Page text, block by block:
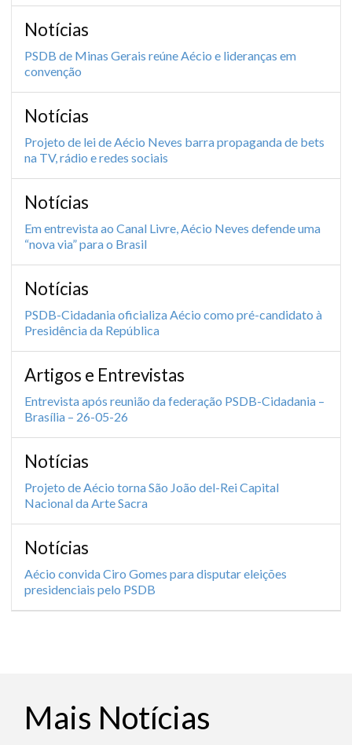
Notícias
PSDB de Minas Gerais reúne Aécio e lideranças em
convenção
Notícias
Projeto de lei de Aécio Neves barra propaganda de bets
na TV, rádio e redes sociais
Notícias
Em entrevista ao Canal Livre, Aécio Neves defende uma
“nova via” para o Brasil
Notícias
PSDB-Cidadania oficializa Aécio como pré-candidato à
Presidência da República
Artigos e Entrevistas
Entrevista após reunião da federação PSDB-Cidadania –
Brasília – 26-05-26
Notícias
Projeto de Aécio torna São João del-Rei Capital
Nacional da Arte Sacra
Notícias
Aécio convida Ciro Gomes para disputar eleições
presidenciais pelo PSDB
Mais Notícias